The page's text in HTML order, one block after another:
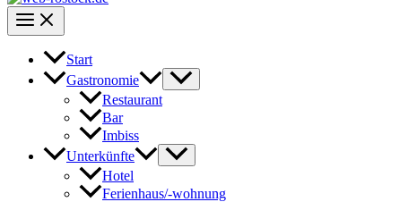
Start
Gastronomie
Restaurant
Bar
Imbiss
Unterkünfte
Hotel
Ferienhaus/-wohnung